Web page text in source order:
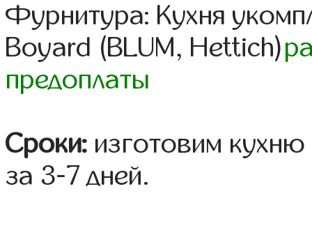
Фурнитура: Кухня
Boyard (BLUM, Hettich)
предоплаты
Сроки: изготовим
за 3-7 дней.